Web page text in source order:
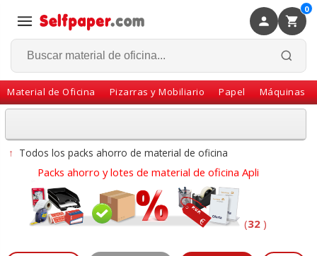
0
Material de Oficina Pizarras y Mobiliario Papel Máquinas
Volver
↑ Todos los packs ahorro de material de oficina
Packs ahorro y lotes de material de oficina Apli
(32 )